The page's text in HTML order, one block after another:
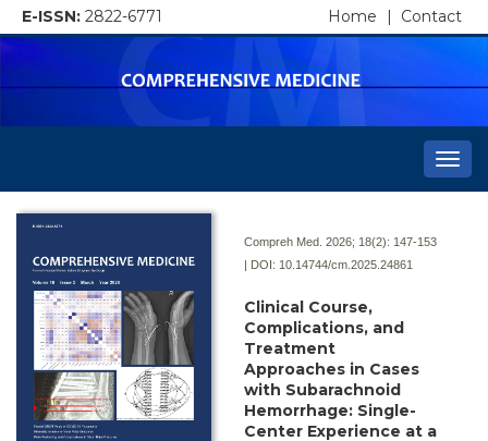
E-ISSN: 2822-6771 Contact
Home |
Compreh Med. 2026; 18(2): 147-153
| DOI: 10.14744/cm.2025.24861
Clinical Course,
Complications, and
Treatment
Approaches in Cases
with Subarachnoid
Hemorrhage: Single-
Center Experience at a